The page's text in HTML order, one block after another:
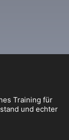
Training für
und echter